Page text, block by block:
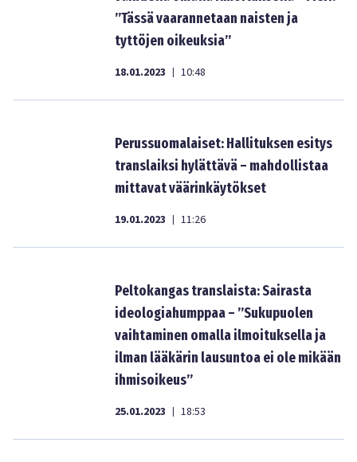
”Tässä vaarannetaan naisten ja
tyttöjen oikeuksia”
18.01.2023 | 10:48
Perussuomalaiset: Hallituksen esitys
translaiksi hylättävä – mahdollistaa
mittavat väärinkäytökset
19.01.2023 | 11:26
Peltokangas translaista: Sairasta
ideologiahumppaa – ”Sukupuolen
vaihtaminen omalla ilmoituksella ja
ilman lääkärin lausuntoa ei ole mikään
ihmisoikeus”
25.01.2023 | 18:53